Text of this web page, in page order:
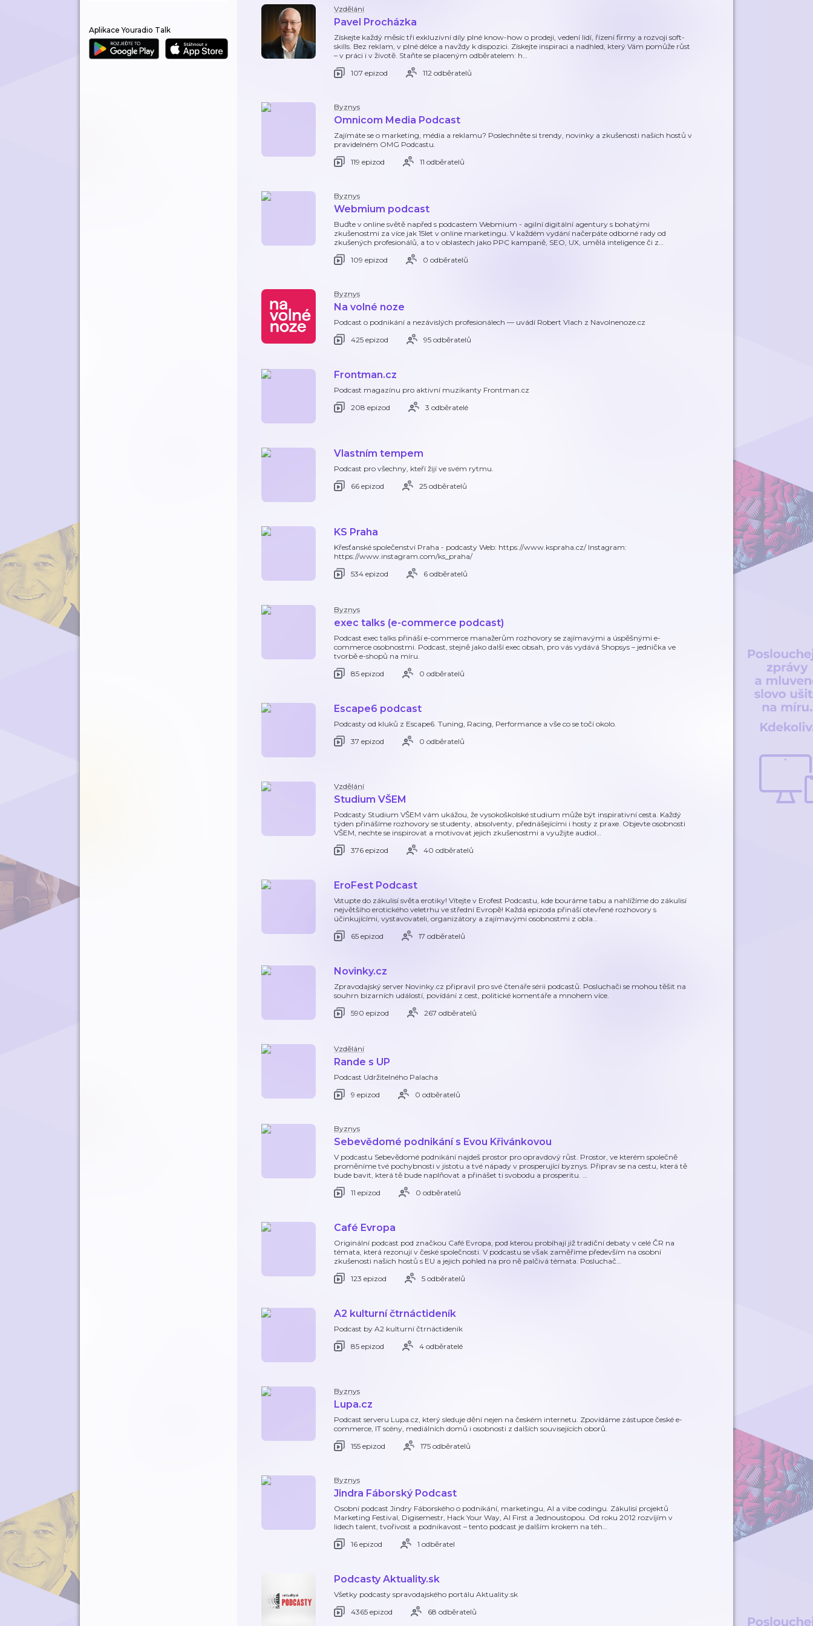
Aplikace Youradio Talk
Vzdělání
Pavel Procházka
Získejte každý měsíc tři exkluzivní díly plné know-how o prodeji, vedení lidí, řízení firmy a rozvoji soft-
skills. Bez reklam, v plné délce a navždy k dispozici. Získejte inspiraci a nadhled, který Vám pomůže růst
– v práci i v životě. Staňte se placeným odběratelem: h…
107 epizod
112 odběratelů
Byznys
Omnicom Media Podcast
Zajímáte se o marketing, média a reklamu? Poslechněte si trendy, novinky a zkušenosti našich hostů v
pravidelném OMG Podcastu.
119 epizod
11 odběratelů
Byznys
Webmium podcast
Buďte v online světě napřed s podcastem Webmium - agilní digitální agentury s bohatými
zkušenostmi za více jak 15let v online marketingu. V každém vydání načerpáte odborné rady od
zkušených profesionálů, a to v oblastech jako PPC kampaně, SEO, UX, umělá inteligence či z…
109 epizod
0 odběratelů
Byznys
Na volné noze
Podcast o podnikání a nezávislých profesionálech — uvádí Robert Vlach z Navolnenoze.cz
425 epizod
95 odběratelů
Frontman.cz
Podcast magazínu pro aktivní muzikanty Frontman.cz
208 epizod
3 odběratelé
Vlastním tempem
Podcast pro všechny, kteří žijí ve svém rytmu.
66 epizod
25 odběratelů
KS Praha
Křesťanské společenství Praha - podcasty Web: https://www.kspraha.cz/ Instagram:
https://www.instagram.com/ks_praha/
534 epizod
6 odběratelů
Byznys
exec talks (e-commerce podcast)
Podcast exec talks přináší e-commerce manažerům rozhovory se zajímavými a úspěšnými e-
commerce osobnostmi. Podcast, stejně jako další exec obsah, pro vás vydává Shopsys – jednička ve
tvorbě e-shopů na míru.
85 epizod
0 odběratelů
Escape6 podcast
Podcasty od kluků z Escape6. Tuning, Racing, Performance a vše co se točí okolo.
37 epizod
0 odběratelů
Vzdělání
Studium VŠEM
Podcasty Studium VŠEM vám ukážou, že vysokoškolské studium může být inspirativní cesta. Každý
týden přinášíme rozhovory se studenty, absolventy, přednášejícími i hosty z praxe. Objevte osobnosti
VŠEM, nechte se inspirovat a motivovat jejich zkušenostmi a využijte audiol…
376 epizod
40 odběratelů
EroFest Podcast
Vstupte do zákulisí světa erotiky! Vítejte v Erofest Podcastu, kde bouráme tabu a nahlížíme do zákulisí
největšího erotického veletrhu ve střední Evropě! Každá epizoda přináší otevřené rozhovory s
účinkujícími, vystavovateli, organizátory a zajímavými osobnostmi z obla…
65 epizod
17 odběratelů
Novinky.cz
Zpravodajský server Novinky.cz připravil pro své čtenáře sérii podcastů. Posluchači se mohou těšit na
souhrn bizarních událostí, povídání z cest, politické komentáře a mnohem více.
590 epizod
267 odběratelů
Vzdělání
Rande s UP
Podcast Udržitelného Palacha
9 epizod
0 odběratelů
Byznys
Sebevědomé podnikání s Evou Křivánkovou
V podcastu Sebevědomé podnikání najdeš prostor pro opravdový růst. Prostor, ve kterém společně
proměníme tvé pochybnosti v jistotu a tvé nápady v prosperující byznys. Připrav se na cestu, která tě
bude bavit, která tě bude naplňovat a přinášet ti svobodu a prosperitu. …
11 epizod
0 odběratelů
Café Evropa
Originální podcast pod značkou Café Evropa, pod kterou probíhají již tradiční debaty v celé ČR na
témata, která rezonují v české společnosti. V podcastu se však zaměříme především na osobní
zkušenosti našich hostů s EU a jejich pohled na pro ně palčivá témata. Posluchač…
123 epizod
5 odběratelů
A2 kulturní čtrnáctideník
Podcast by A2 kulturní čtrnáctideník
85 epizod
4 odběratelé
Byznys
Lupa.cz
Podcast serveru Lupa.cz, který sleduje dění nejen na českém internetu. Zpovídáme zástupce české e-
commerce, IT scény, mediálních domů i osobnosti z dalších souvisejících oborů.
155 epizod
175 odběratelů
Byznys
Jindra Fáborský Podcast
Osobní podcast Jindry Fáborského o podnikání, marketingu, AI a vibe codingu. Zákulisí projektů
Marketing Festival, Digisemestr, Hack Your Way, AI First a Jednoustopou. Od roku 2012 rozvíjím v
lidech talent, tvořivost a podnikavost – tento podcast je dalším krokem na téh…
16 epizod
1 odběratel
Podcasty Aktuality.sk
Všetky podcasty spravodajského portálu Aktuality.sk
4365 epizod
68 odběratelů